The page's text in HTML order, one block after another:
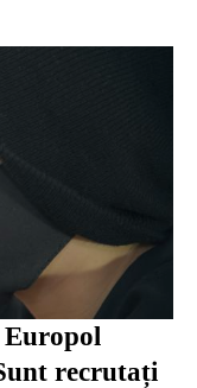
Europol
recrutați